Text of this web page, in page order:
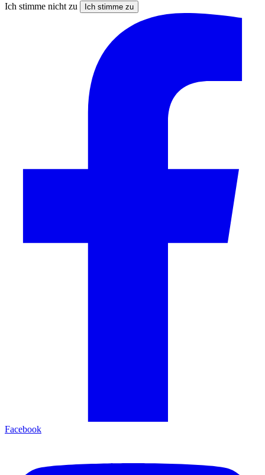
Ich stimme nicht zu Ich stimme zu
Facebook